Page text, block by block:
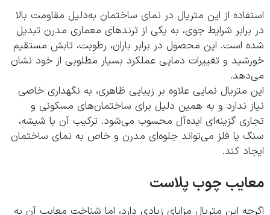
از این متریال در نمای ساختمان به‌دلیل مقاومت بالا
شرایط جوی، به یکی از ترندهای معماری مدرن تبدیل
است. این محصول در برابر باران، رطوبت، تابش مستقیم
و تغییرات دمایی عملکرد بسیار مطلوبی از خود نشان
متریال نمایی علاوه بر زیبایی ظاهری، به نگهداری خاصی
ندارد و به همین دلیل برای ساختمان‌های مسکونی و
گزینه‌ای ایده‌آل محسوب می‌شود. ترکیب آن با شیشه،
یا فلز می‌تواند جلوه‌ای مدرن و خاص به نمای ساختمان
کند.
چوب پلاست
این متریال مزایای زیادی دارد، اما شناخت معایب آن به